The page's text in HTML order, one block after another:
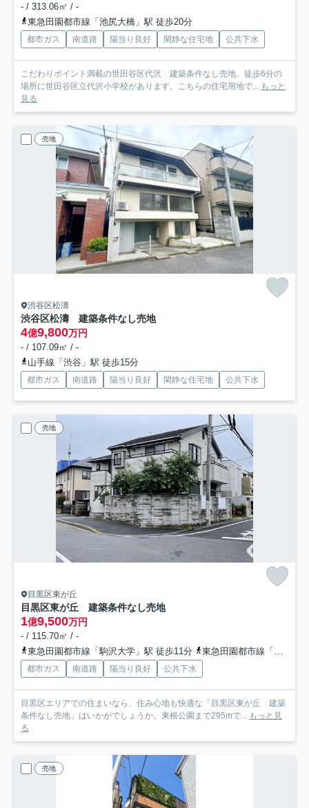
- / 313.06㎡ / -
東急田園都市線「池尻大橋」駅 徒歩20分
都市ガス 南道路 陽当り良好 閑静な住宅地 公共下水
こだわりポイント満載の世田谷区代沢 建築条件なし売地。徒歩6分の
場所に世田谷区立代沢小学校があります。こちらの住宅用地で... もっと
見る
売地
渋谷区松濤
渋谷区松濤 建築条件なし売地
4億9,800万円
- / 107.09㎡ / -
山手線「渋谷」駅 徒歩15分
都市ガス 南道路 陽当り良好 閑静な住宅地 公共下水
売地
目黒区東が丘
目黒区東が丘 建築条件なし売地
1億9,500万円
- / 115.70㎡ / -
東急田園都市線「駒沢大学」駅 徒歩11分
東急田園都市線「三軒茶屋」駅 徒歩22分
都市ガス 南道路 陽当り良好 公共下水
目黒区エリアでの住まいなら、住み心地も快適な「目黒区東が丘 建築
条件なし売地」はいかがでしょうか。東根公園まで295mで... もっと見
る
売地